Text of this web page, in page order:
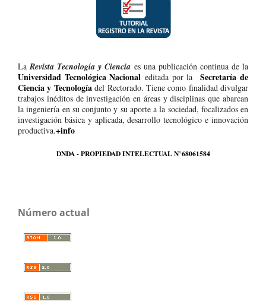
LaRevista Tecnología y Ciencia es una publicación continua de la
Universidad Tecnológica Nacional editada por laSecretaría de
Ciencia y Tecnologíadel Rectorado. Tiene como finalidad divulgar
trabajos inéditos de investigación en áreas y disciplinas que abarcan
la ingeniería en su conjunto y su aporte a la sociedad, focalizados en
investigación básica y aplicada, desarrollo tecnológico e innovación
productiva.+info
DNDA - PROPIEDAD INTELECTUAL N°68061584
Número actual